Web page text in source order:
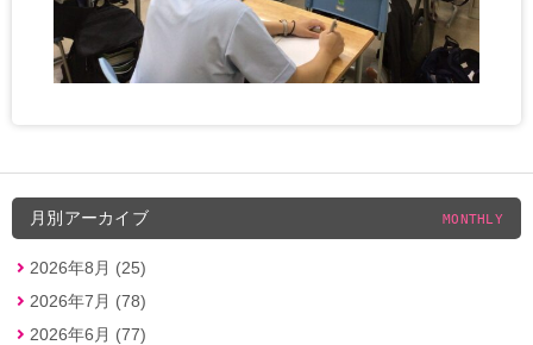
月別アーカイブ MONTHLY
2026年8月 (25)
2026年7月 (78)
2026年6月 (77)